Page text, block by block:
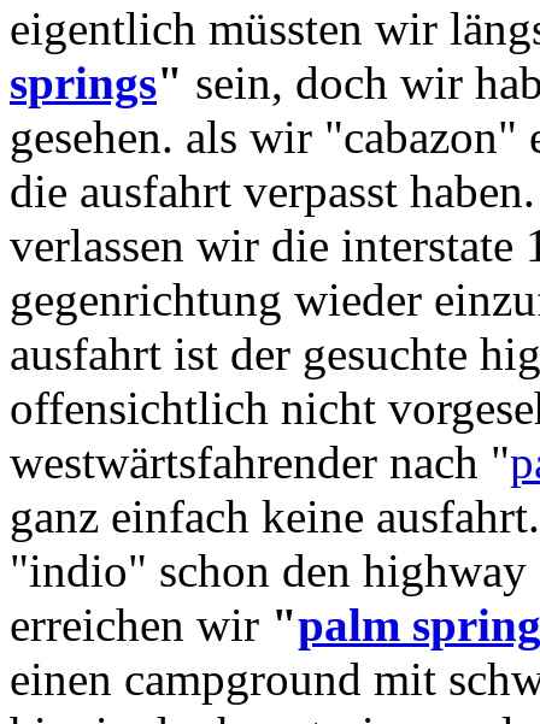
eigentlich müssten wir
springs" sein, doch wir
gesehen. als wir
die ausfahrt verpasst
verlassen wir die interstate
gegenrichtung wieder
ausfahrt ist der gesuchte
offensichtlich nicht
westwärtsfahrender nach "
ganz einfach keine
"indio" schon den highway
erreichen wir "palm
einen campground mit